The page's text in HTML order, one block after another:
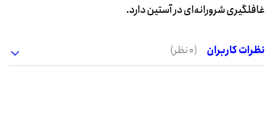
غافلگیری شرورانه‌ای در آستین دارد.
نظرات کاربران (0 نظر)